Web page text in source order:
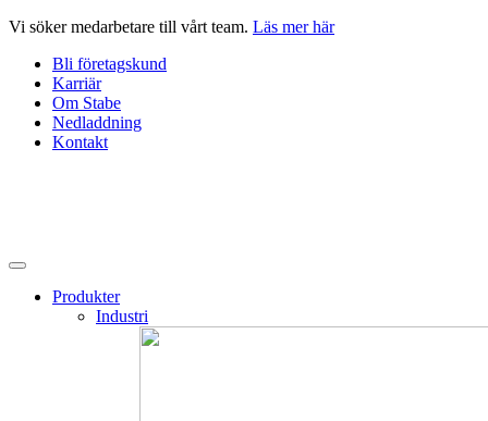
Hoppa
innehåll
Vi söker medarbetare till vårt team. Läs mer här
Bli företagskund
Karriär
Om Stabe
Nedladdning
Kontakt
Produkter
Industri